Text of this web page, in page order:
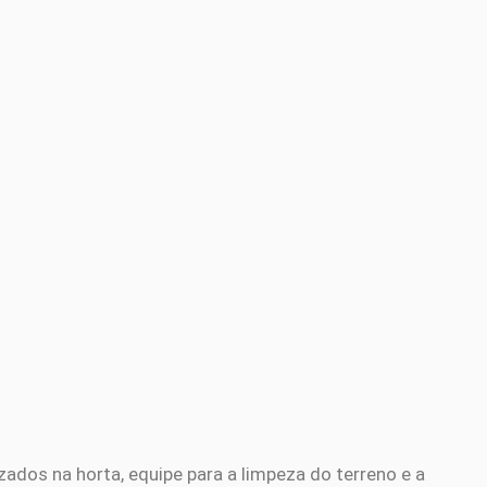
na horta, equipe para a limpeza do terreno e a